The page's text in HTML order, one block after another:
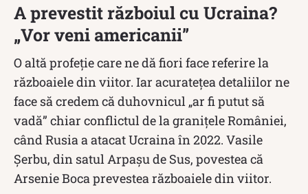
A prevestit războiul cu Ucraina?
„Vor veni americanii”
O altă profeție care ne dă fiori face referire la
războaiele din viitor. Iar acuratețea detaliilor ne
face să credem că duhovnicul „ar fi putut să
vadă” chiar conflictul de la granițele României,
când Rusia a atacat Ucraina în 2022. Vasile
Şerbu, din satul Arpaşu de Sus, povestea că
Arsenie Boca prevestea războaiele din viitor.